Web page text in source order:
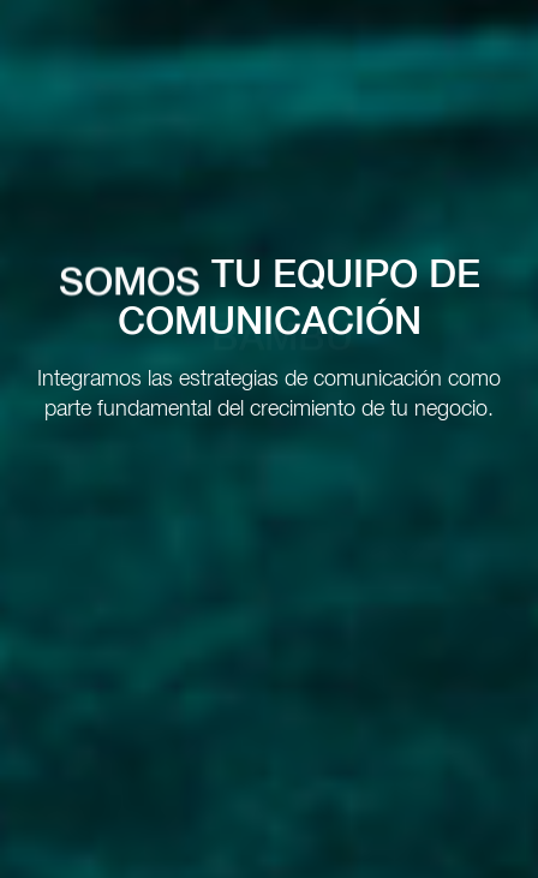
SOMOS TU EQUIPO DE
COMUNICACIÓN
Integramos las estrategias de comunicación como
parte fundamental del crecimiento de tu negocio.